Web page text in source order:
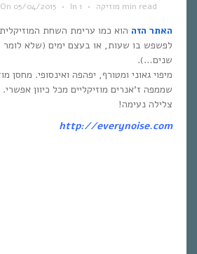
On 05/04/2015 • In מוזיקה • 1 min read
האתר הזה הוא כמו ערימת השחת
לפשפש בו שעות, או בעצם ימים (שלא לומר
שנים…).
מיפוי גאוני ומטורף, יפהפה ואינסופי. מחסן
שממפה ז’אנרים מוזיקליים מכל כיוון אפשרי.
צלילה נעימה!
http://everynoise.com